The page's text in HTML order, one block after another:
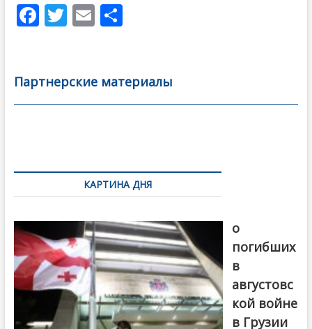
F
b
o
T
er
E
l
О
а
в
Партнерские материалы
по
записямКАРТИНА ДНЯ
о
погибших
в
августовс
кой войне
в Грузии